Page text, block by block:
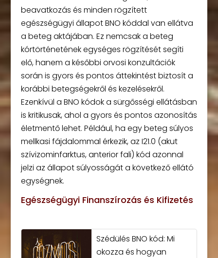
beavatkozás és minden rögzített
egészségügyi állapot BNO kóddal van ellátva
a beteg aktájában. Ez nemcsak a beteg
kórtörténetének egységes rögzítését segíti
elő, hanem a későbbi orvosi konzultációk
során is gyors és pontos áttekintést biztosít a
korábbi betegségekről és kezelésekről.
Ezenkívül a BNO kódok a sürgősségi ellátásban
is kritikusak, ahol a gyors és pontos azonosítás
életmentő lehet. Például, ha egy beteg súlyos
mellkasi fájdalommal érkezik, az I21.0 (akut
szívizominfarktus, anterior fali) kód azonnal
jelzi az állapot súlyosságát a következő ellátó
egységnek.
Egészségügyi Finanszírozás és Kifizetés
Szédülés BNO kód: Mi
okozza és hogyan